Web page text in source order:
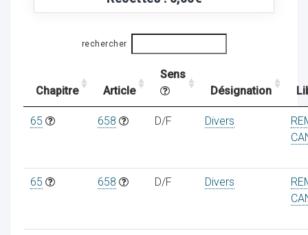
rechercher
Chapitre Article
Sens
Désignation
65 658 D/F Divers
65 658 D/F Divers